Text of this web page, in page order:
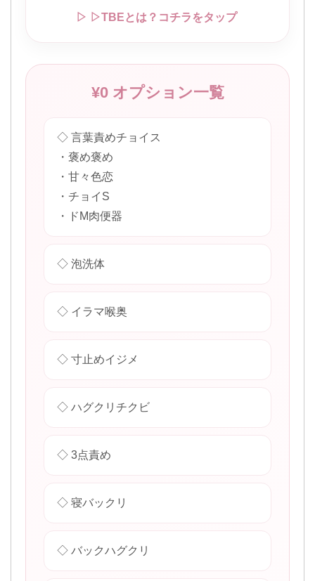
▷ ▷TBEとは？コチラをタップ
¥0 オプション一覧
◇ 言葉責めチョイス
・褒め褒め
・甘々色恋
・チョイS
・ドM肉便器
◇ 泡洗体
◇ イラマ喉奥
◇ 寸止めイジメ
◇ ハグクリチクビ
◇ 3点責め
◇ 寝バックリ
◇ バックハグクリ